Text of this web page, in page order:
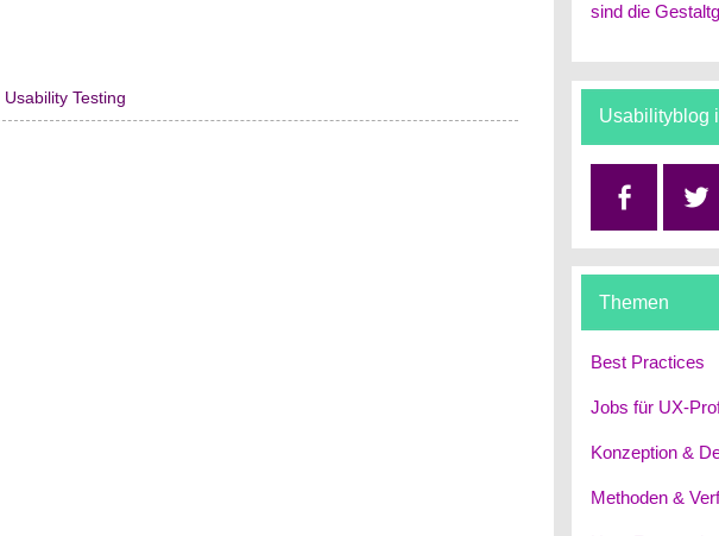
Usability Testing
sind die
Usabilityblog
Themen
Best Practices
Jobs für UX-
Konzeption &
Methoden &